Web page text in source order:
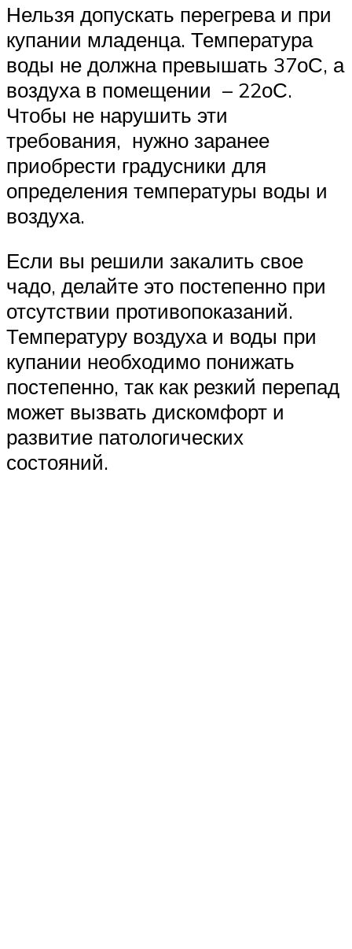
Нельзя допускать перегрева и при
купании младенца. Температура
воды не должна превышать 37оС, а
воздуха в помещении – 22оС.
Чтобы не нарушить эти
требования, нужно заранее
приобрести градусники для
определения температуры воды и
воздуха.
Если вы решили закалить свое
чадо, делайте это постепенно при
отсутствии противопоказаний.
Температуру воздуха и воды при
купании необходимо понижать
постепенно, так как резкий перепад
может вызвать дискомфорт и
развитие патологических
состояний.